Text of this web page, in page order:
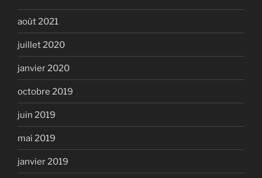
août 2021
juillet 2020
janvier 2020
octobre 2019
juin 2019
mai 2019
janvier 2019